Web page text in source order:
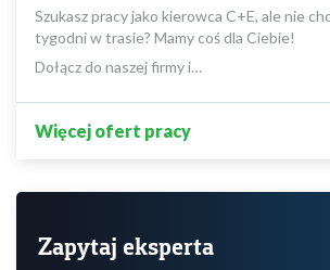
Szukasz pracy jako kierowca C+E, ale nie
tygodni w trasie? Mamy coś dla Ciebie!
Dołącz do naszej firmy i…
Więcej ofert pracy
Zapytaj eksperta